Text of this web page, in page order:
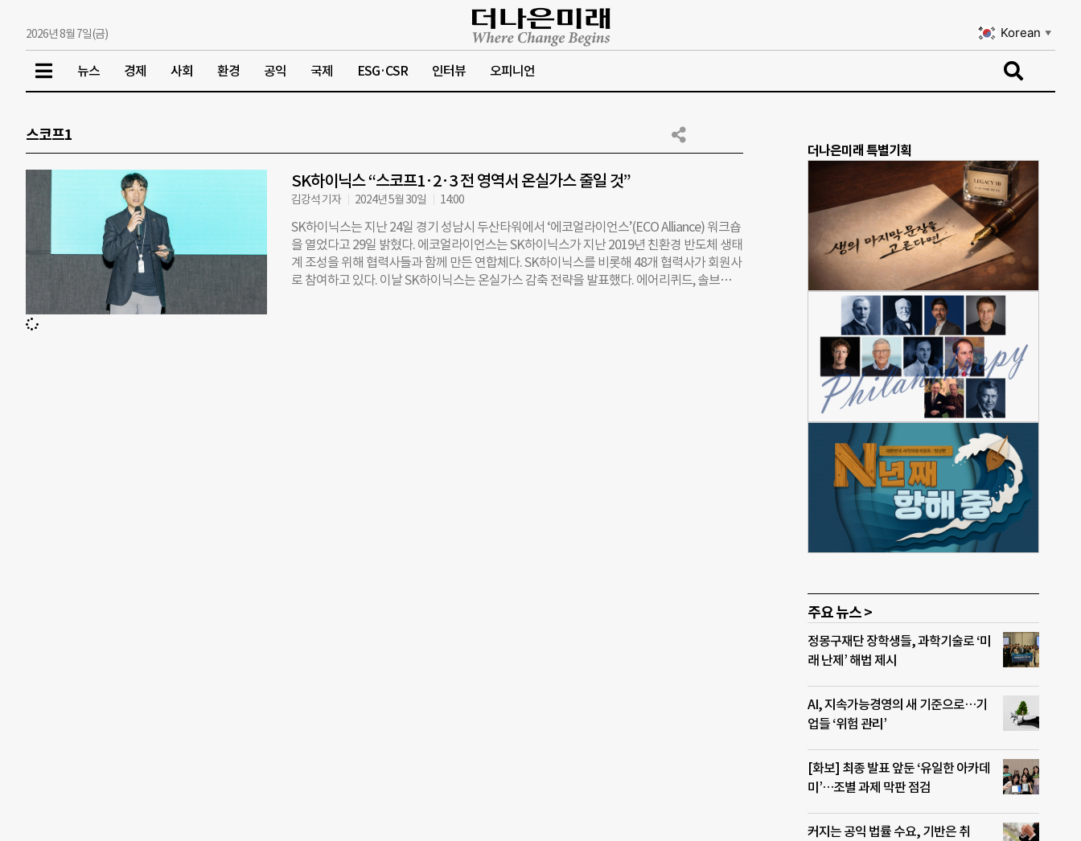
2026년 8월 7일(금) Korean ▼
뉴스 경제 사회 환경 공익 국제 ESG·CSR 인터뷰 오피니언
스코프1
SK하이닉스 “스코프1·2·3 전 영역서 온실가스 줄일 것”
김강석 기자 2024년 5월 30일 14:00
SK하이닉스는 지난 24일 경기 성남시 두산타워에서 ‘에코얼라이언스’(ECO Alliance) 워크숍
을 열었다고 29일 밝혔다. 에코얼라이언스는 SK하이닉스가 지난 2019년 친환경 반도체 생태
계 조성을 위해 협력사들과 함께 만든 연합체다. SK하이닉스를 비롯해 48개 협력사가 회원사
로 참여하고 있다. 이날 SK하이닉스는 온실가스 감축 전략을 발표했다. 에어리퀴드, 솔브레인
더나은미래 특별기획
주요 뉴스 >
정몽구재단 장학생들, 과학기술로 ‘미
래 난제’ 해법 제시
AI, 지속가능경영의 새 기준으로…기
업들 ‘위험 관리’
[화보] 최종 발표 앞둔 ‘유일한 아카데
미’…조별 과제 막판 점검
커지는 공익 법률 수요, 기반은 취